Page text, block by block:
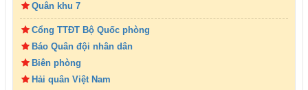
Quân khu 7
Cổng TTĐT Bộ Quốc phòng
Báo Quân đội nhân dân
Biên phòng
Hải quân Việt Nam